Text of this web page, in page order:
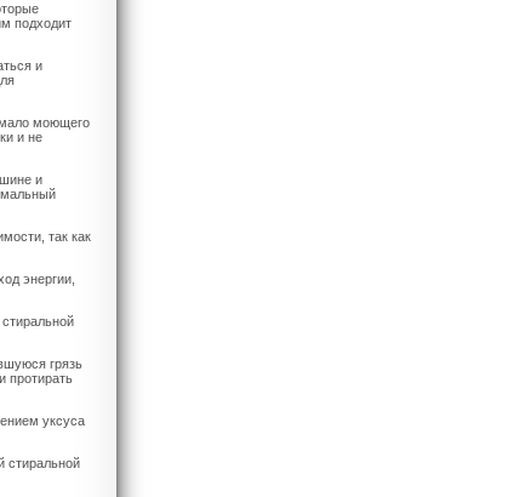
подходит
и
мало моющего
и не
и
так как
энергии,
грязь
протирать
уксуса
стиральной